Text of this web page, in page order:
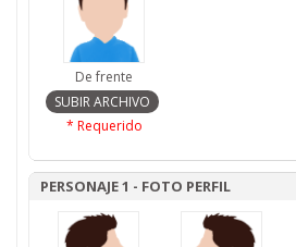
De frente
* Requerido
PERSONAJE 1 - FOTO PERFIL